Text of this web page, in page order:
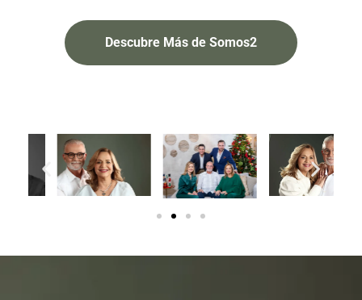
Descubre Más de Somos2